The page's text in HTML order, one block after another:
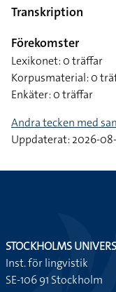
Transkription
Förekomster
Lexikonet: 0 träffar
Korpusmaterial: 0
Enkäter: 0 träffar
Andra tecken med
Uppdaterat: 2026-
STOCKHOLMS
Inst. för lingvistik
SE-106 91 Stockholm